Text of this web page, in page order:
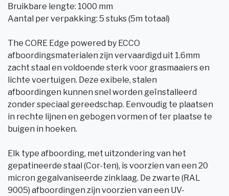
Bruikbare lengte: 1000 mm
Aantal per verpakking: 5 stuks (5m totaal)
The CORE Edge powered by ECCO
afboordingsmaterialen zijn vervaardigd uit 1.6mm
zacht staal en voldoende sterk voor grasmaaiers en
lichte voertuigen. Deze exibele, stalen
afboordingen kunnen snel worden geïnstalleerd
zonder speciaal gereedschap. Eenvoudig te plaatsen
in rechte lijnen en gebogen vormen of ter plaatse te
buigen in hoeken.
Elk type afboording, met uitzondering van het
gepatineerde staal (Cor-ten), is voorzien van een 20
micron gegalvaniseerde zinklaag. De zwarte (RAL
9005) afboordingen zijn voorzien van een UV-